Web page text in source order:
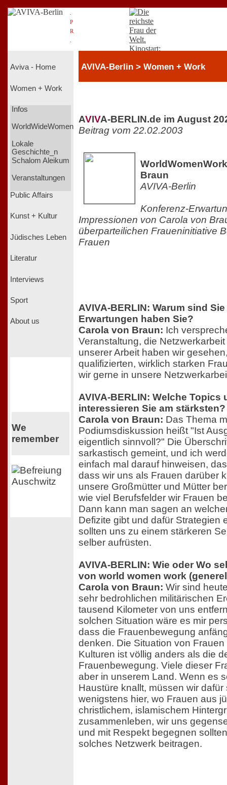
P
R
Aviva - Home
Women + Work
Infos
WorldWideWomen
Lokale
Geschichte_n
Schalom Aleikum
Veranstaltungen
Public Affairs
Kunst + Kultur
Jüdisches Leben
Literatur
Interviews
Sport
About us
We
remember
AVIVA-Berlin > Women + Work
AVIVA-BERLIN.de im August
Beitrag vom 22.02.2003
Braun
AVIVA-Berlin
Konferenz-
Impressionen von Carola von
überparteilichen Fraueninitiative
Frauen
AVIVA-BERLIN: Warum sind
Erwartungen haben Sie?
Carola von Braun: Ich
Veranstaltung, die
unserer Arbeit haben wir
qualifizierten, wirklich starken
wir gerne in unsere
AVIVA-BERLIN: Welche Topics
interessieren Sie am stärksten?
Carola von Braun: Das Thema
Podiumsdiskussion heißt "Ist
eigentlich sinnvoll?" Die
sarkastisch gemeint, und ich
einfach mal darauf hinweisen,
dass wir uns als Frauen darüber
unsere Großmütter und Mütter
wie viel Berufsfelder wir Frauen
Dann kann man sagen an
Defizite gibt und dafür Strategien
sollten uns zu einem stärkeren
selber aufrüsten.
AVIVA-BERLIN: Wie oder Wo
von world women work
Carola von Braun: Wir sind
sehr bedrohlichen militärischen
tausend Kilometer von uns
solchen Situation wäre es mir
dass die Frauenbewegung
denken. Die Situation von
Kulturen ist völlig anders als die
Frauenbewegung. Viele dieser
aber in unserem Land. Wenn es
Haustüre knallt, müssen wir
wenigstens hier, wo Frauen aus
christlichem, islamischem
zusammenleben, wir uns
und mit Respekt begegnen
solches Netzwerk beitragen.